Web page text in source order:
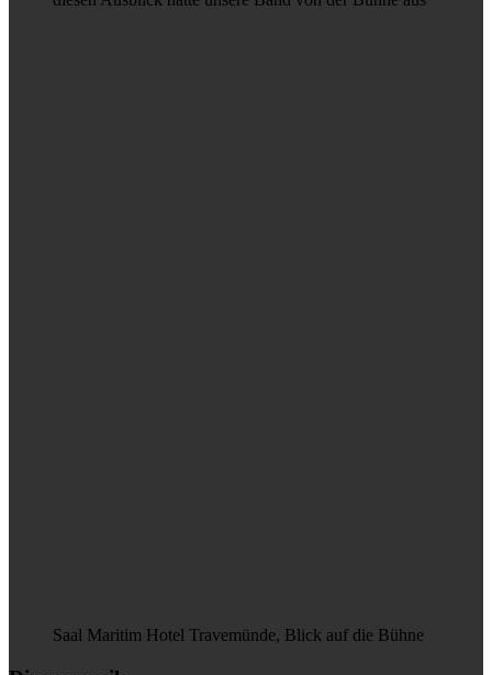
Saal Maritim Hotel Travemünde, Blick auf die Bühne